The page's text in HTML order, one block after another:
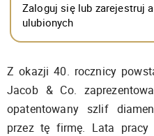
Zaloguj się lub zarejestruj
ulubionych
Z okazji 40. rocznicy
Jacob & Co.
opatentowany szlif
przez tę firmę. Lata